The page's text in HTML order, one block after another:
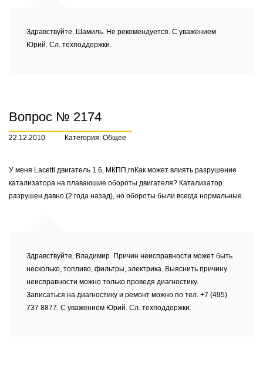
Здравствуйте, Шамиль. Не рекомендуется. С уважением
Юрий. Сл. техподдержки.
Вопрос № 2174
22.12.2010 Категория: Общее
У меня Lacetti двигатель 1.6, МКПП,rnКак может влиять разрушение
катализатора на плаваюшие обороты двигателя? Катализатор
разрушен давно (2 года назад), но обороты были всегда нормальные.
Здравствуйте, Владимир. Причин неисправности может быть
несколько, топливо, фильтры, электрика. Выяснить причину
неисправности можно только проведя диагностику.
Записаться на диагностику и ремонт можно по тел. +7 (495)
737 8877. С уважением Юрий. Сл. техподдержки.